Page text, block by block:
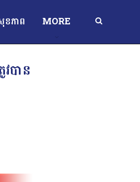
ភាព MORE
បាន